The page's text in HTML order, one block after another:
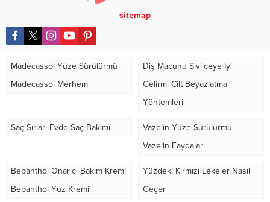
sitemap
Madecassol Yüze Sürülürmü
Madecassol Merhem
Diş Macunu Sivilceye İyi
Gelirmi Cilt Beyazlatma
Yöntemleri
Saç Sırları Evde Saç Bakımı
Vazelin Yüze Sürülürmü
Vazelin Faydaları
Bepanthol Onarıcı Bakım Kremi
Bepanthol Yüz Kremi
Yüzdeki Kırmızı Lekeler Nasıl
Geçer